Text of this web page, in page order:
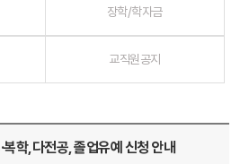
장학/학자금
교직원공지
학,다전공, 졸업유예 신청 안내